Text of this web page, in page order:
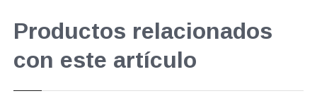
Productos relacionados
con este artículo